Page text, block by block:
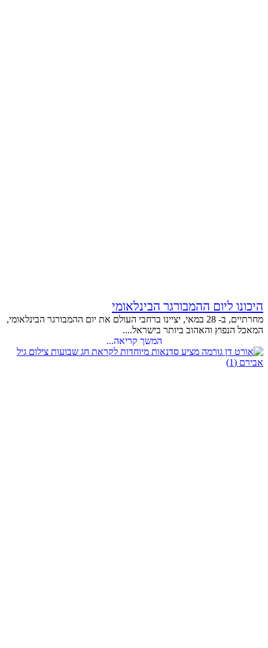
היכונו ליום ההמבורגר הבינלאומי
מחרתיים, ב- 28 במאי, יציינו ברחבי העולם את יום ההמבורגר הבינלאומי,
המאכל הנפוץ והאהוב ביותר בישראל....
המשך קריאה...